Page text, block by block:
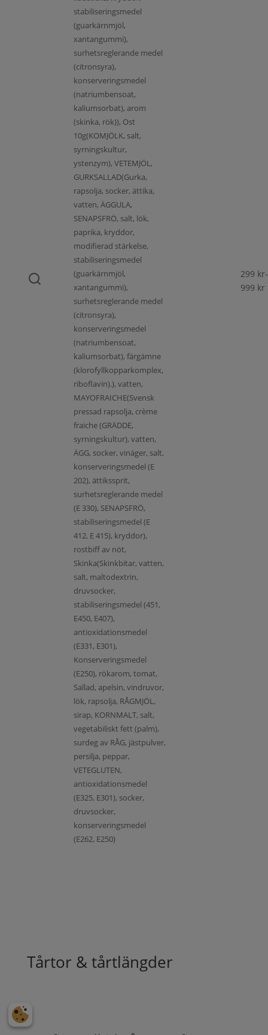
stabiliseringsmedel
(guarkärnmjöl,
xantangummi),
surhetsreglerande medel
(citronsyra),
konserveringsmedel
(natriumbensoat,
kaliumsorbat), arom
(skinka, rök)), Ost
10g(KOMJÖLK, salt,
syrningskultur,
ystenzym), VETEMJÖL,
GURKSALLAD(Gurka,
rapsolja, socker, ättika,
vatten, ÄGGULA,
SENAPSFRÖ, salt, lök,
paprika, kryddor,
modifierad stärkelse,
stabiliseringsmedel
(guarkärnmjöl,
xantangummi),
surhetsreglerande medel
(citronsyra),
konserveringsmedel
(natriumbensoat,
kaliumsorbat), färgämne
(klorofyllkopparkomplex,
riboflavin).), vatten,
MAYOFRAICHE(Svensk
pressad rapsolja, crème
fraiche (GRÄDDE,
syrningskultur), vatten,
ÄGG, socker, vinäger, salt,
konserveringsmedel (E
202), ättikssprit,
surhetsreglerande medel
(E 330), SENAPSFRÖ,
stabiliseringsmedel (E
412, E 415), kryddor),
rostbiff av nöt,
Skinka(Skinkbitar, vatten,
salt, maltodextrin,
druvsocker,
stabiliseringsmedel (451,
E450, E407),
antioxidationsmedel
(E331, E301),
Konserveringsmedel
(E250), rökarom, tomat,
Sallad, apelsin, vindruvor,
lök, rapsolja, RÅGMJÖL,
sirap, KORNMALT, salt,
vegetabiliskt fett (palm),
surdeg av RÅG, jästpulver,
persilja, peppar,
VETEGLUTEN,
antioxidationsmedel
(E325, E301), socker,
druvsocker,
konserveringsmedel
(E262, E250)
299 kr-
999 kr
Tårtor & tårtlängder